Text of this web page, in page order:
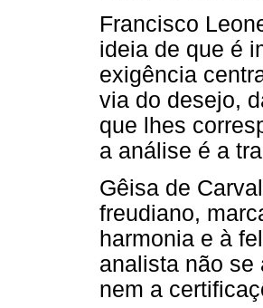
Francisco
ideia de que é
exigência
via do desejo,
que lhes
a análise é a
Gêisa de
freudiano,
harmonia e à
analista não se
nem a